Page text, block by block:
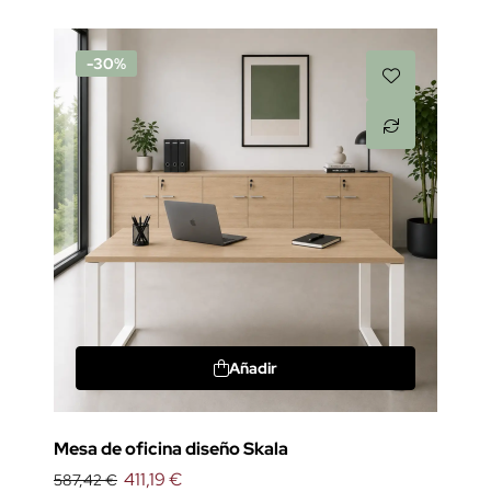
-30%
Añadir
Mesa de oficina diseño Skala
587,42 € 411,19 €